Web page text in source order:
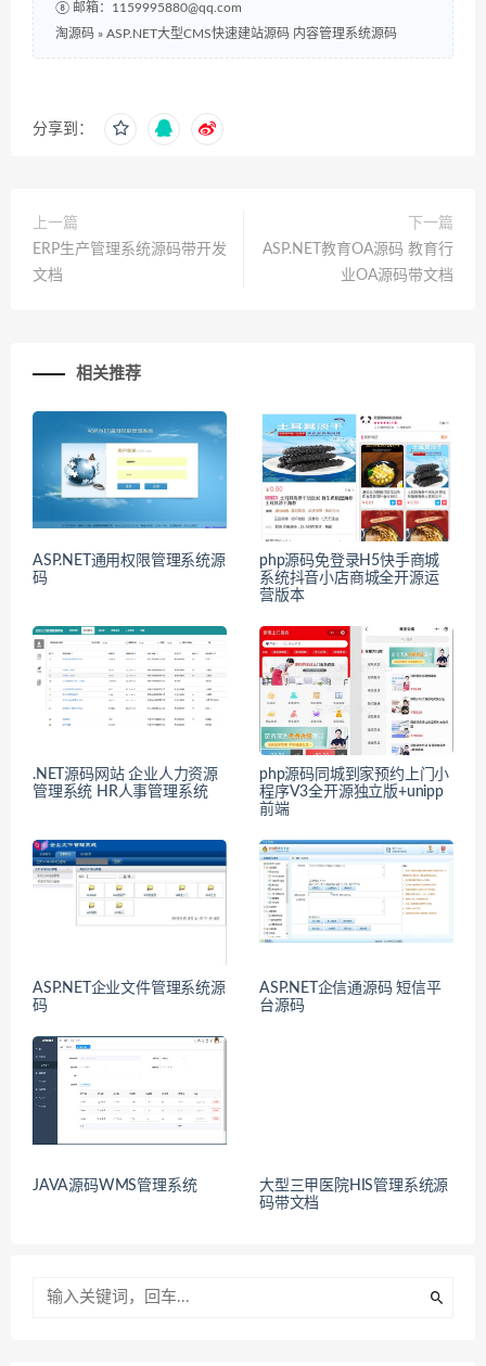
⑧ 邮箱：1159995880@qq.com
淘源码 » ASP.NET大型CMS快速建站源码 内容管理系统源码
分享到：
上一篇
ERP生产管理系统源码带开发
文档
下一篇
ASP.NET教育OA源码 教育行
业OA源码带文档
相关推荐
ASP.NET通用权限管理系统源
码
php源码免登录H5快手商城
系统抖音小店商城全开源运
营版本
.NET源码网站 企业人力资源
管理系统 HR人事管理系统
php源码同城到家预约上门小
程序V3全开源独立版+unipp
前端
ASP.NET企业文件管理系统源
码
ASP.NET企信通源码 短信平
台源码
JAVA源码WMS管理系统
大型三甲医院HIS管理系统源
码带文档